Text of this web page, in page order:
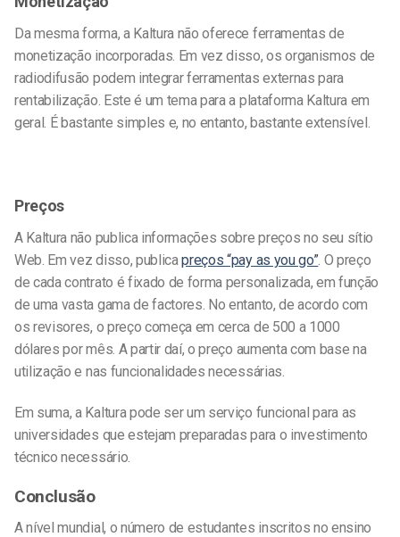
Da mesma forma, a Kaltura não oferece ferramentas de
monetização incorporadas. Em vez disso, os organismos de
radiodifusão podem integrar ferramentas externas para
rentabilização. Este é um tema para a plataforma Kaltura em
geral. É bastante simples e, no entanto, bastante extensível.
Preços
A Kaltura não publica informações sobre preços no seu sítio
Web. Em vez disso, publicapreços “pay as you go”. O preço
de cada contrato é fixado de forma personalizada, em função
de uma vasta gama de factores. No entanto, de acordo com
os revisores, o preço começa em cerca de 500 a 1000
dólares por mês. A partir daí, o preço aumenta com base na
utilização e nas funcionalidades necessárias.
Em suma, a Kaltura pode ser um serviço funcional para as
universidades que estejam preparadas para o investimento
técnico necessário.
Conclusão
A nível mundial, o número de estudantes inscritos no ensino